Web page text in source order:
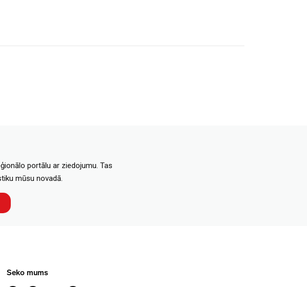
portālu ar ziedojumu. Tas
mūsu novadā.
Seko mums